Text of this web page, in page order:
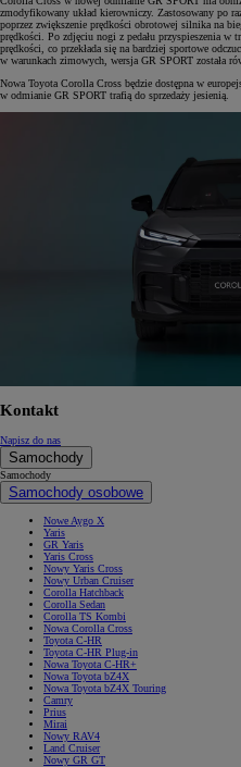
zmodyfikowany układ kierowniczy. Zastosowany po
poprzez zwiększenie prędkości obrotowej silnika na
prędkości. Po zdjęciu nogi z pedału przyspieszenia w
prędkości, co przekłada się na bardziej sportowe
w warunkach zimowych, wersja GR SPORT została
Nowa Toyota Corolla Cross będzie dostępna w
w odmianie GR SPORT trafią do sprzedaży jesienią.
Kontakt
Napisz do nas
Samochody
Samochody
Samochody osobowe
Nowe Aygo X
Yaris
GR Yaris
Yaris Cross
Nowy Yaris Cross
Nowy Urban Cruiser
Corolla Hatchback
Corolla Sedan
Corolla TS Kombi
Nowa Corolla Cross
Toyota C-HR
Toyota C-HR Plug-in
Nowa Toyota C-HR+
Nowa Toyota bZ4X
Nowa Toyota bZ4X Touring
Camry
Prius
Mirai
Nowy RAV4
Land Cruiser
Nowy GR GT